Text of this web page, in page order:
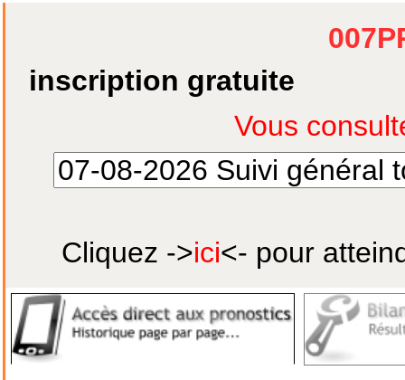
inscription gratuite
Cliquez ->ici<- pour